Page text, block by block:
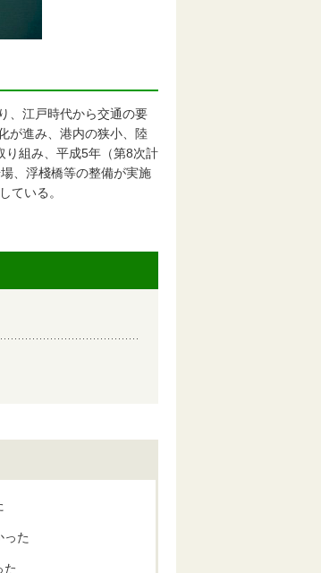
、江戸時代から交通の要
が進み、港内の狭小、陸
り組み、平成5年（第8次計
、浮棧橋等の整備が実施
ている。
った
た